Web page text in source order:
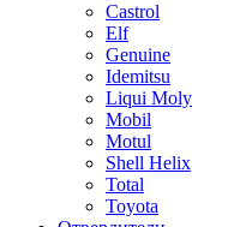
Castrol
Elf
Genuine
Idemitsu
Liqui Moly
Mobil
Motul
Shell Helix
Total
Toyota